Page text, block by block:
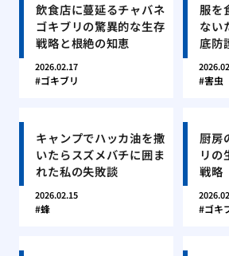
飲食店に蔓延るチャバネ
ゴキブリの驚異的な生存
戦略と根絶の知恵
2026.02.17
ゴキブリ
服を
ない
底防
害虫
キャンプでハッカ油を撒
いたらスズメバチに囲ま
れた私の失敗談
2026.02.15
蜂
厨房
リの
戦略
ゴキ